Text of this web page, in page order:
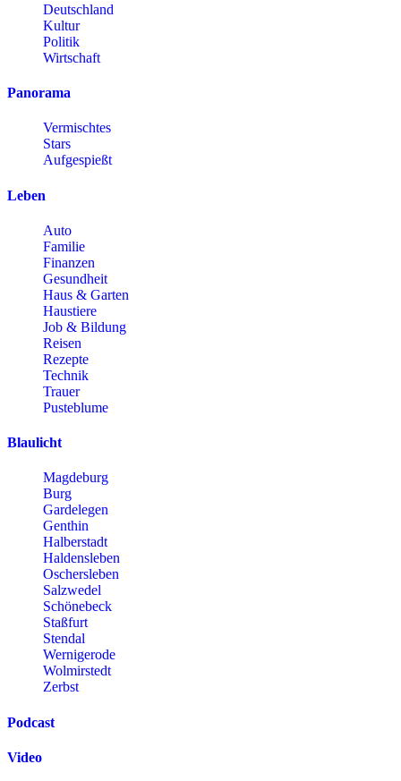
Deutschland
Kultur
Politik
Wirtschaft
Panorama
Vermischtes
Stars
Aufgespießt
Leben
Auto
Familie
Finanzen
Gesundheit
Haus & Garten
Haustiere
Job & Bildung
Reisen
Rezepte
Technik
Trauer
Pusteblume
Blaulicht
Magdeburg
Burg
Gardelegen
Genthin
Halberstadt
Haldensleben
Oschersleben
Salzwedel
Schönebeck
Staßfurt
Stendal
Wernigerode
Wolmirstedt
Zerbst
Podcast
Video